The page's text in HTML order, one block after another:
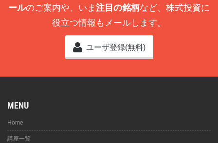
ールのご案内や、いま 注目の銘柄など、株式投資に
役立つ情報もメールします。
ユーザ登録(無料)
MENU
Home
講座一覧